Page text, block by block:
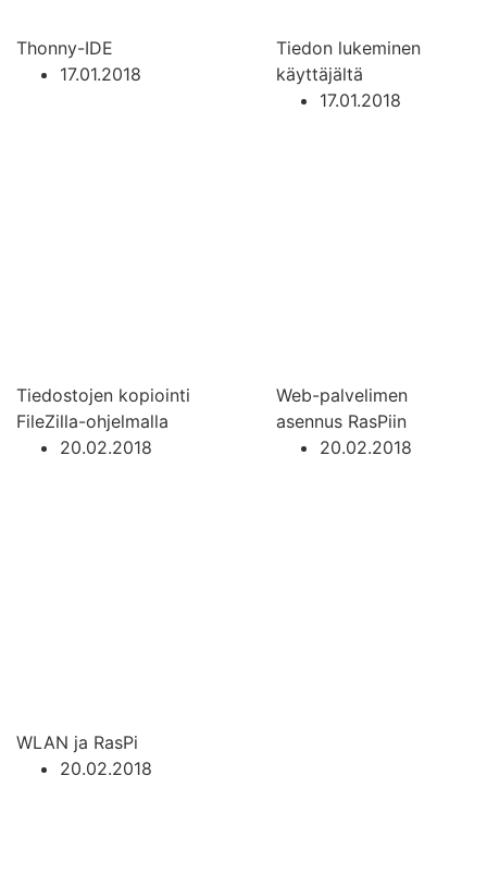
Thonny-IDE
17.01.2018
Tiedon lukeminen
käyttäjältä
17.01.2018
Tiedostojen kopiointi
FileZilla-ohjelmalla
20.02.2018
Web-palvelimen
asennus RasPiin
20.02.2018
WLAN ja RasPi
20.02.2018